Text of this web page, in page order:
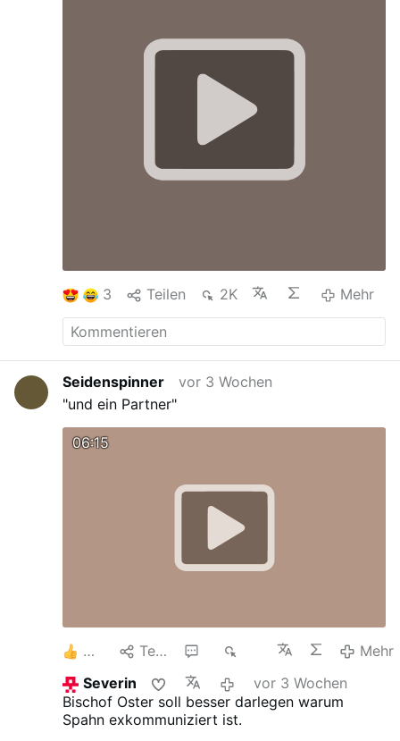
3 Teilen 2K Mehr
Seidenspinner
vor 3 Wochen
"und ein Partner"
06:15
Teilen
Mehr
Severin
vor 3 Wochen
Bischof Oster soll besser darlegen warum
Spahn exkommuniziert ist.